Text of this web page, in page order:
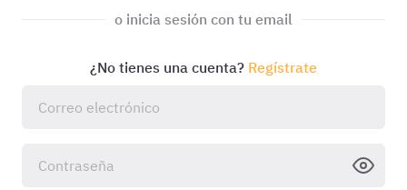
o inicia sesión con tu email
¿No tienes una cuenta? Regístrate